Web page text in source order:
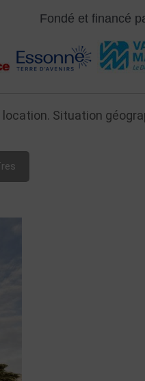
Fondé et financé
Situation